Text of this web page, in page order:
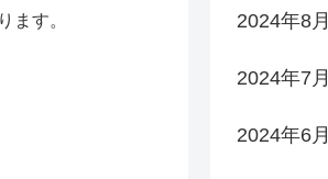
ます。
2024年8月
2024年7月
2024年6月